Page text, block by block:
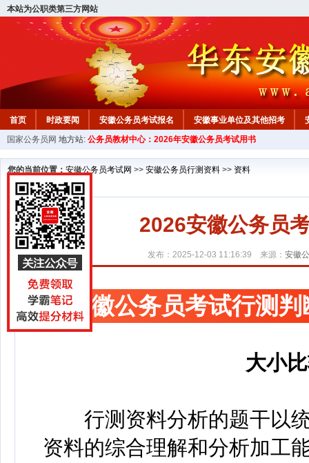
本站为公职类第三方网站
首页 时政要闻 安徽公务员考试报名 安徽事业单位及其他招考
安徽公务员行测试题 在线咨询 教材中心
国家公务员网 地方站: 公务员教材中心：2026年安徽公务员考试用书
您的当前位置： 安徽公务员考试网 >> 安徽公务员行测资料 >> 资料
2026安徽公务员
发布：2025-12-03 11:16:39 来源： 安徽
安徽公务员考试行测
大小
行测资料分析的题干以统
资料的综合理解和分析加工